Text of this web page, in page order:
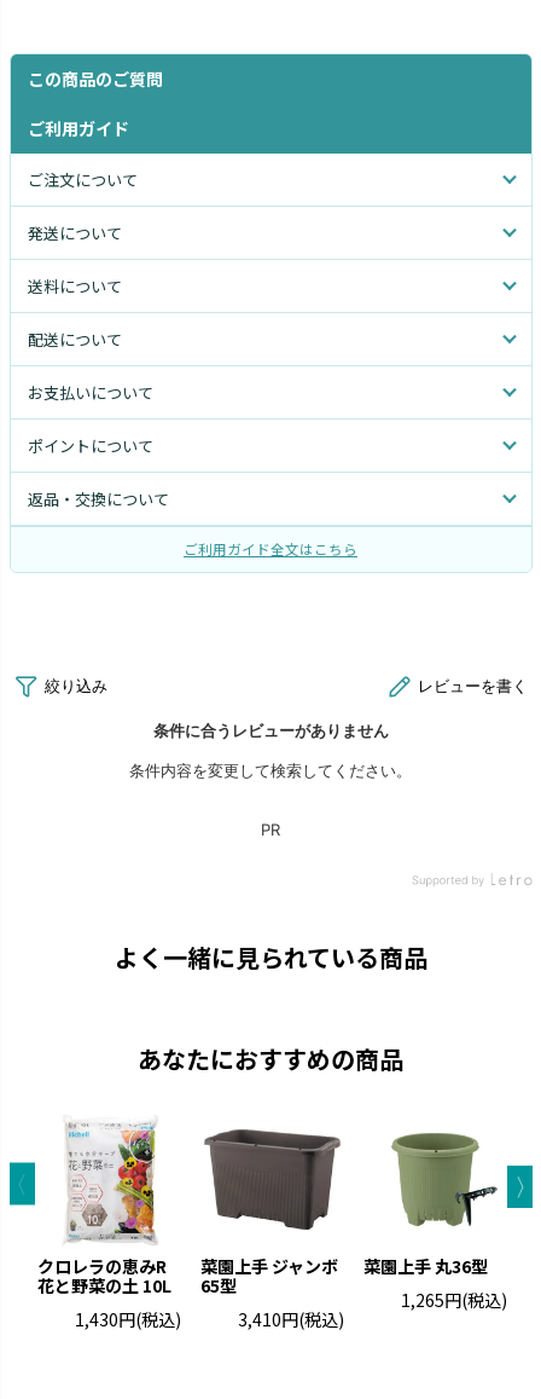
この商品のご質問
ご利用ガイド
ご注文について
発送について
送料について
配送について
お支払いについて
ポイントについて
返品・交換について
ご利用ガイド全文はこちら
よく一緒に見られている商品
あなたにおすすめの商品
クロレラの恵みR
花と野菜の土 10L
1,430円(税込)
菜園上手 ジャンボ
65型
3,410円(税込)
菜園上手 丸36型
1,265円(税込)